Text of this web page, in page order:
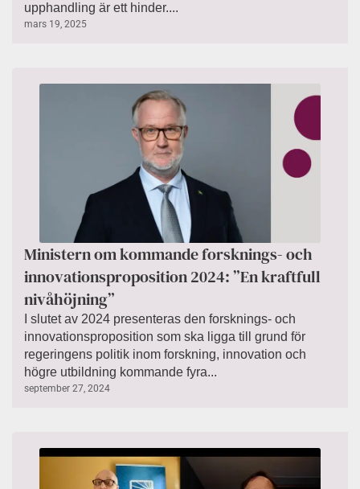
upphandling är ett hinder....
mars 19, 2025
Ministern om kommande forsknings- och
innovationsproposition 2024: ”En kraftfull
nivåhöjning”
I slutet av 2024 presenteras den forsknings- och
innovationsproposition som ska ligga till grund för
regeringens politik inom forskning, innovation och
högre utbildning kommande fyra...
september 27, 2024